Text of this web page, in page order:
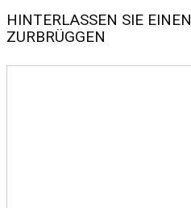
HINTERLASSEN SIE
ZURBRÜGGEN